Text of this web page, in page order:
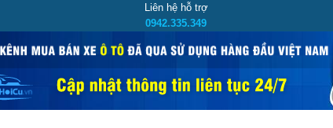
Liên hệ hỗ trợ
0942.335.349